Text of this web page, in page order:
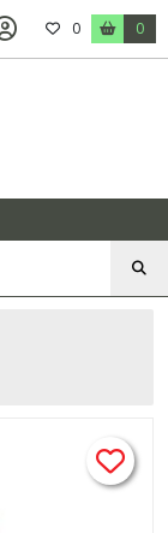
0 0